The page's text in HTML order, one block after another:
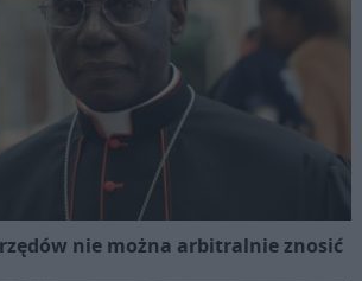
nie można arbitralnie znosić